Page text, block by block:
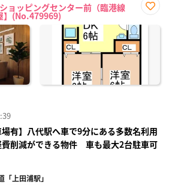
ョッピングセンター前（臨港線
】(No.479969)
に入
場有】八代駅へ車で9分にある多数名利用
削減ができる物件 車も最大2台駐車可
上田浦駅」